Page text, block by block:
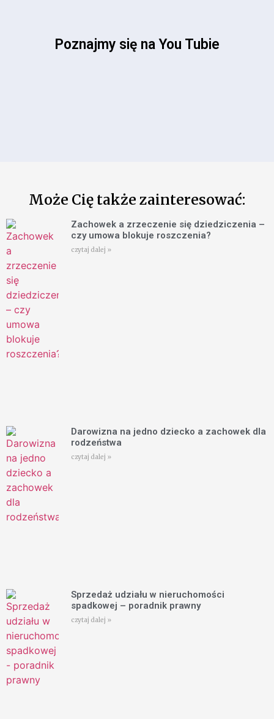
Poznajmy się na You Tubie
Może Cię także zainteresować:
Zachowek a zrzeczenie się dziedziczenia –
czy umowa blokuje roszczenia?
czytaj dalej »
Darowizna na jedno dziecko a zachowek dla
rodzeństwa
czytaj dalej »
Sprzedaż udziału w nieruchomości
spadkowej – poradnik prawny
czytaj dalej »